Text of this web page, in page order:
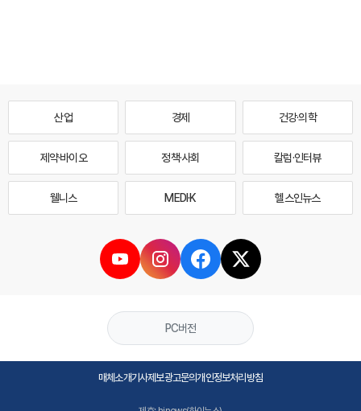
산업 경제 건강·의학
제약·바이오 정책·사회 칼럼·인터뷰
웰니스 MEDI·K 헬스인뉴스
PC버전
매체소개기사제보광고문의개인정보처리방침